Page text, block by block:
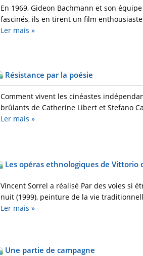
En 1969, Gideon Bachmann et son
fascinés, ils en tirent un film
Ler mais »
Résistance par la poésie
Comment vivent les cinéastes
brûlants de Catherine Libert et Stefano
Ler mais »
Les opéras ethnologiques de Vittorio
Vincent Sorrel a réalisé Par des voies si
nuit (1999), peinture de la vie
Ler mais »
Une partie de campagne